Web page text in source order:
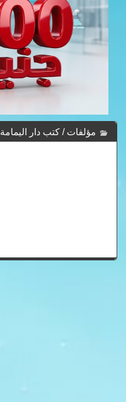
مؤلفات / كتب دار